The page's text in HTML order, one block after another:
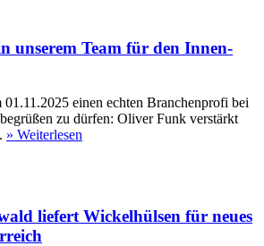
unserem Team für den Innen-
einen echten Branchenprofi bei
zu dürfen: Oliver Funk verstärkt
» Weiterlesen
liefert Wickelhülsen für neues